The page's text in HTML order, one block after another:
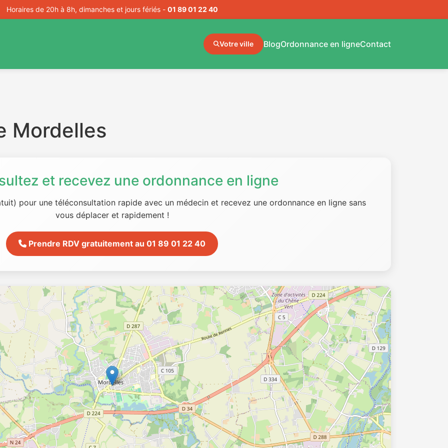
Horaires de 20h à 8h, dimanches et jours fériés - 01 89 01 22 40
Votre ville BlogOrdonnance en ligneContact
Mordelles
et recevez une ordonnance en ligne
pour une téléconsultation rapide avec un médecin et recevez une ordonnance en ligne sans
vous déplacer et rapidement !
Prendre RDV gratuitement au 01 89 01 22 40